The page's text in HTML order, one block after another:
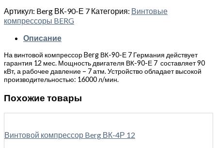
Артикул: Berg ВК-90-Е 7 Категория: Винтовые
компрессоры BERG
Описание
На винтовой компрессор Berg ВК-90-Е 7 Германия действует
гарантия 12 мес. Мощность двигателя ВК-90-Е 7 составляет 90
кВт, а рабочее давление – 7 атм. Устройство обладает высокой
производительностью: 16000 л/мин.
Похожие товары
Винтовой компрессор Berg ВК-4Р 12